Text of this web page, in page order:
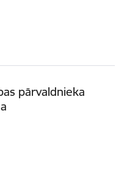
pārvaldnieka